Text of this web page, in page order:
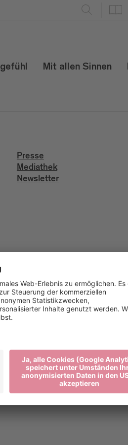
Mit allen Sinnen
Presse
Mediathek
Newsletter